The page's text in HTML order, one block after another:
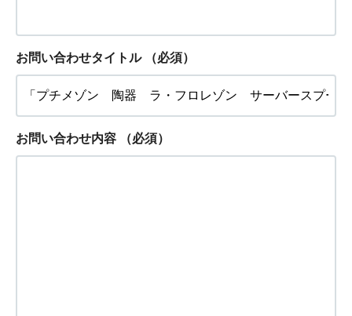
お問い合わせタイトル （必須）
お問い合わせ内容 （必須）